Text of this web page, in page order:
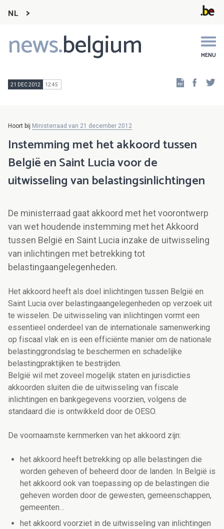
NL
news.belgium MENU
Main
navigation
21 DEC 2012 12:45
Hoort bij Ministerraad van 21 december 2012
Instemming met het akkoord tussen
België en Saint Lucia voor de
uitwisseling van belastingsinlichtingen
De ministerraad gaat akkoord met het voorontwerp
van wet houdende instemming met het Akkoord
tussen België en Saint Lucia inzake de uitwisseling
van inlichtingen met betrekking tot
belastingaangelegenheden.
Het akkoord heeft als doel inlichtingen tussen België en
Saint Lucia over belastingaangelegenheden op verzoek uit
te wisselen. De uitwisseling van inlichtingen vormt een
essentieel onderdeel van de internationale samenwerking
op fiscaal vlak en is een efficiënte manier om de nationale
belastinggrondslag te beschermen en schadelijke
belastingpraktijken te bestrijden.
België wil met zoveel mogelijk staten en jurisdicties
akkoorden sluiten die de uitwisseling van fiscale
inlichtingen en bankgegevens voorzien, volgens de
standaard die is ontwikkeld door de OESO.
De voornaamste kernmerken van het akkoord zijn:
het akkoord heeft betrekking op alle belastingen die
worden geheven of beheerd door de landen. In België is
het akkoord ook van toepassing op de belastingen die
geheven worden door de gewesten, gemeenschappen,
gemeenten…
het akkoord voorziet in de uitwisseling van inlichtingen